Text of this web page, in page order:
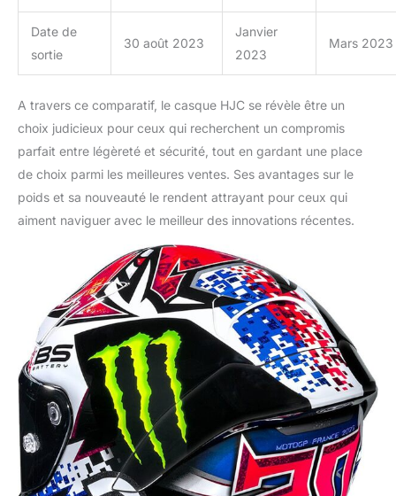
Date de
sortie
30 août 2023
Janvier
2023
Mars 2023
A travers ce comparatif, le casque HJC se révèle être un
choix judicieux pour ceux qui recherchent un compromis
parfait entre légèreté et sécurité, tout en gardant une place
de choix parmi les meilleures ventes. Ses avantages sur le
poids et sa nouveauté le rendent attrayant pour ceux qui
aiment naviguer avec le meilleur des innovations récentes.